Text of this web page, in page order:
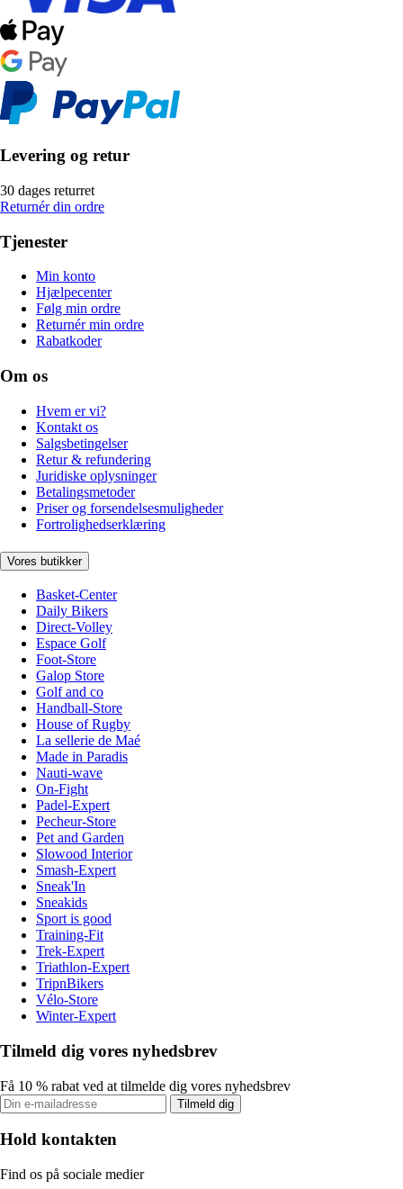
Levering og retur
30 dages returret
Returnér din ordre
Tjenester
Min konto
Hjælpecenter
Følg min ordre
Returnér min ordre
Rabatkoder
Om os
Hvem er vi?
Kontakt os
Salgsbetingelser
Retur & refundering
Juridiske oplysninger
Betalingsmetoder
Priser og forsendelsesmuligheder
Fortrolighedserklæring
Vores butikker
Basket-Center
Daily Bikers
Direct-Volley
Espace Golf
Foot-Store
Galop Store
Golf and co
Handball-Store
House of Rugby
La sellerie de Maé
Made in Paradis
Nauti-wave
On-Fight
Padel-Expert
Pecheur-Store
Pet and Garden
Slowood Interior
Smash-Expert
Sneak'In
Sneakids
Sport is good
Training-Fit
Trek-Expert
Triathlon-Expert
TripnBikers
Vélo-Store
Winter-Expert
Tilmeld dig vores nyhedsbrev
Få 10 % rabat ved at tilmelde dig vores nyhedsbrev
Tilmeld dig
Hold kontakten
Find os på sociale medier